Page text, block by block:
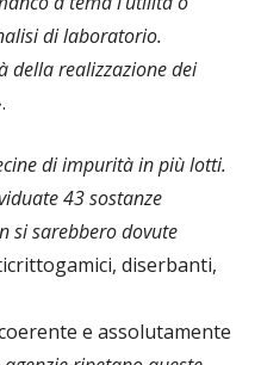
di laboratorio.
della realizzazione dei
di impurità in più lotti.
43 sostanze
si sarebbero dovute
diserbanti,
e assolutamente